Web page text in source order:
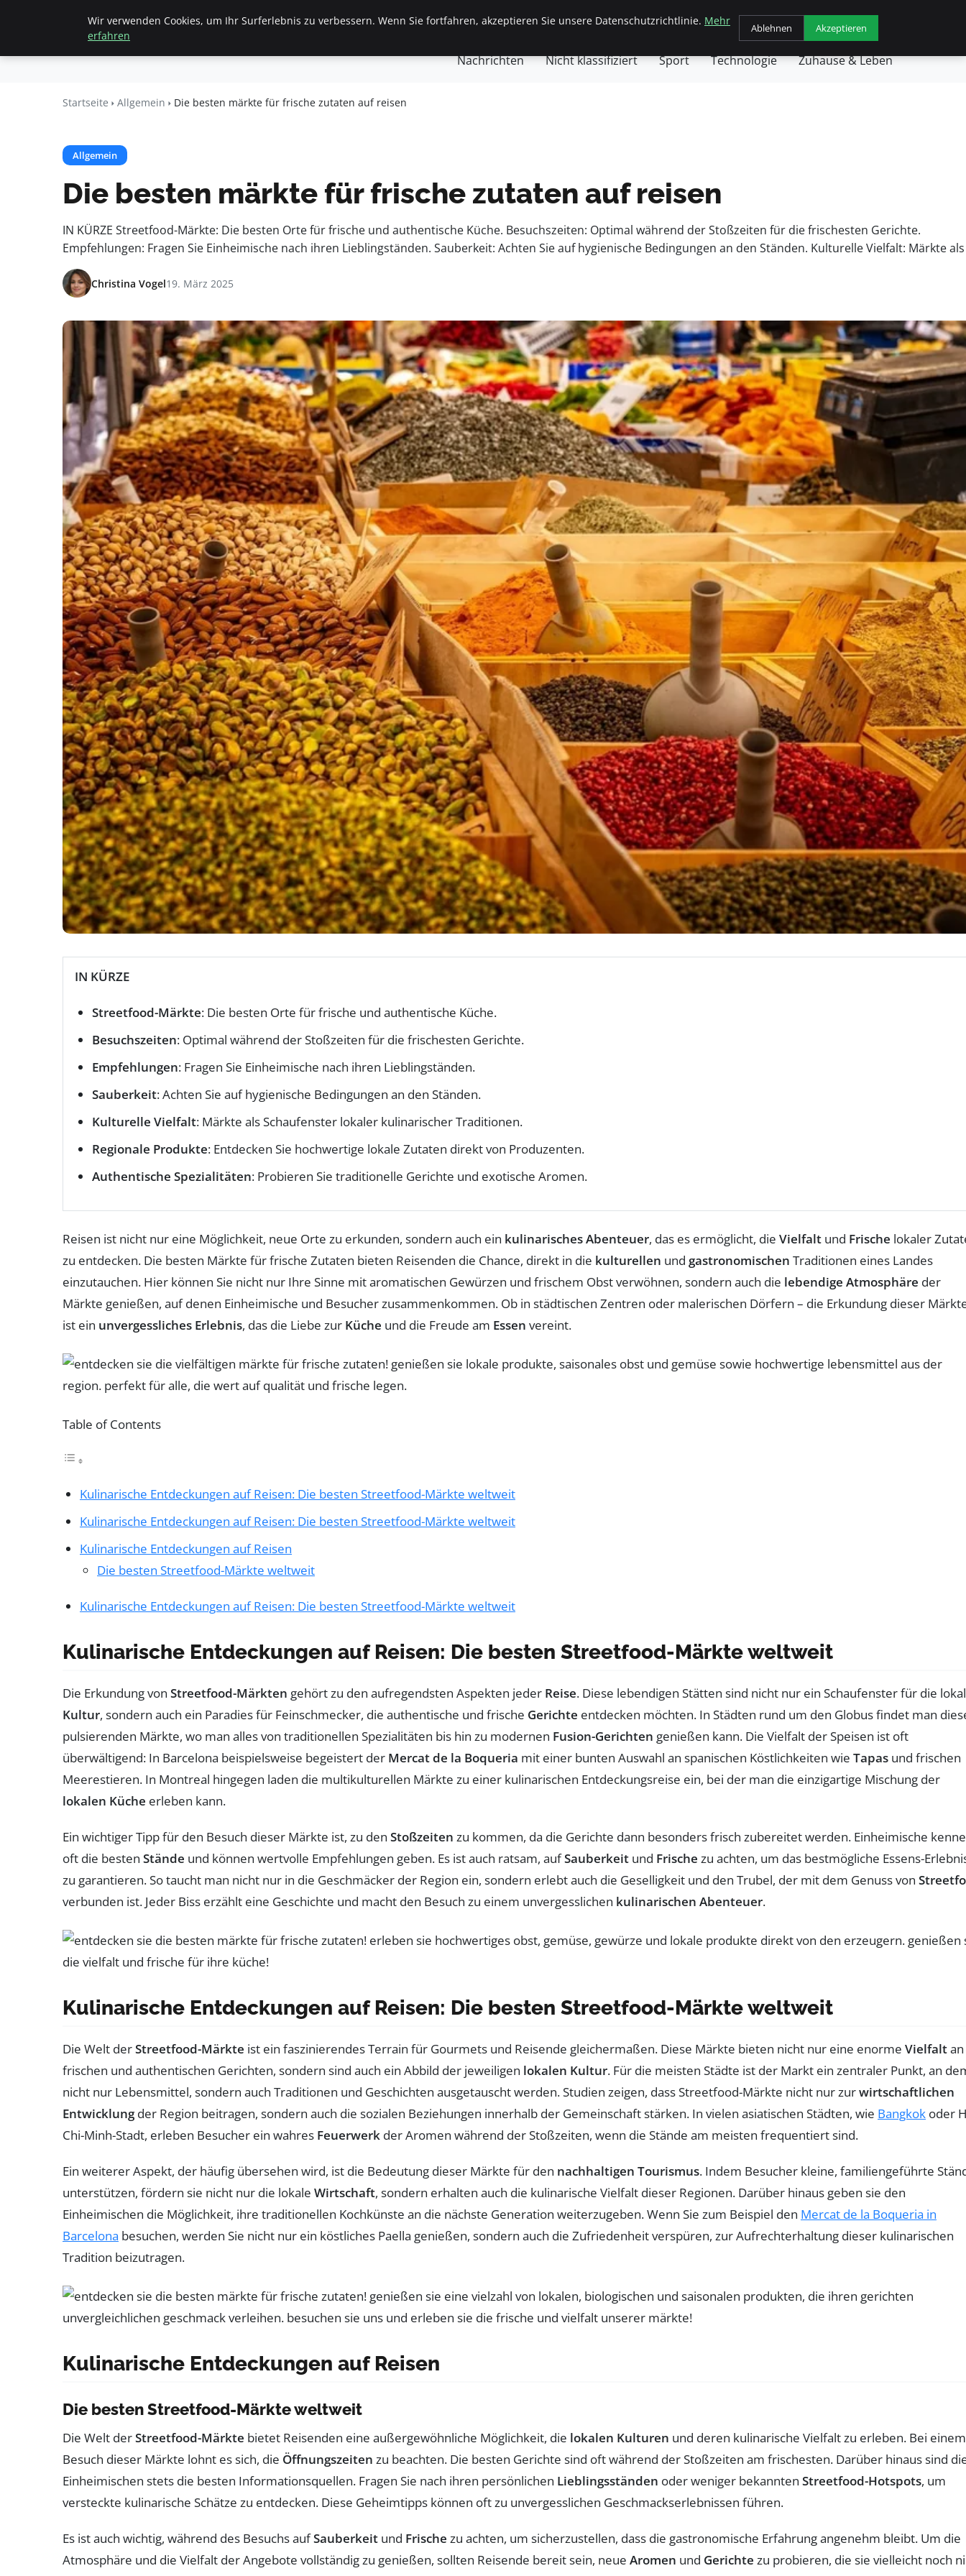
Beyond
Startseite Allgemein Finanzen & Immobilien Frauen / Mode Geschäft Gesundheit Haustiere Kochen
Nachrichten Nicht klassifiziert Sport Technologie Zuhause & Leben
Startseite Allgemein Die besten märkte für frische zutaten auf reisen
Allgemein
Die besten märkte für frische zutaten auf reisen
IN KÜRZE Streetfood-Märkte: Die besten Orte für frische und authentische Küche. Besuchszeiten: Optimal während der Stoßzeiten für die frischesten Gerichte.
Empfehlungen: Fragen Sie Einheimische nach ihren Lieblingständen. Sauberkeit: Achten Sie auf hygienische Bedingungen an den Ständen. Kulturelle Vielfalt: Märkte als
Christina Vogel19. März 2025
IN KÜRZE
Streetfood-Märkte: Die besten Orte für frische und authentische Küche.
Besuchszeiten: Optimal während der Stoßzeiten für die frischesten Gerichte.
Empfehlungen: Fragen Sie Einheimische nach ihren Lieblingständen.
Sauberkeit: Achten Sie auf hygienische Bedingungen an den Ständen.
Kulturelle Vielfalt: Märkte als Schaufenster lokaler kulinarischer Traditionen.
Regionale Produkte: Entdecken Sie hochwertige lokale Zutaten direkt von Produzenten.
Authentische Spezialitäten: Probieren Sie traditionelle Gerichte und exotische Aromen.
Reisen ist nicht nur eine Möglichkeit, neue Orte zu erkunden, sondern auch ein kulinarisches Abenteuer, das es ermöglicht, die Vielfalt und Frische lokaler
zu entdecken. Die besten Märkte für frische Zutaten bieten Reisenden die Chance, direkt in die kulturellen und gastronomischen Traditionen eines Landes
einzutauchen. Hier können Sie nicht nur Ihre Sinne mit aromatischen Gewürzen und frischem Obst verwöhnen, sondern auch die lebendige Atmosphäre der
Märkte genießen, auf denen Einheimische und Besucher zusammenkommen. Ob in städtischen Zentren oder malerischen Dörfern – die Erkundung dieser
ist ein unvergessliches Erlebnis, das die Liebe zur Küche und die Freude am Essen vereint.
Table of Contents
Kulinarische Entdeckungen auf Reisen: Die besten Streetfood-Märkte weltweit
Kulinarische Entdeckungen auf Reisen: Die besten Streetfood-Märkte weltweit
Kulinarische Entdeckungen auf Reisen
Die besten Streetfood-Märkte weltweit
Kulinarische Entdeckungen auf Reisen: Die besten Streetfood-Märkte weltweit
Kulinarische Entdeckungen auf Reisen: Die besten Streetfood-Märkte weltweit
Die Erkundung von Streetfood-Märkten gehört zu den aufregendsten Aspekten jeder Reise. Diese lebendigen Stätten sind nicht nur ein Schaufenster für die
Kultur, sondern auch ein Paradies für Feinschmecker, die authentische und frische Gerichte entdecken möchten. In Städten rund um den Globus findet man
pulsierenden Märkte, wo man alles von traditionellen Spezialitäten bis hin zu modernen Fusion-Gerichten genießen kann. Die Vielfalt der Speisen ist oft
überwältigend: In Barcelona beispielsweise begeistert der Mercat de la Boqueria mit einer bunten Auswahl an spanischen Köstlichkeiten wie Tapas und frischen
Meerestieren. In Montreal hingegen laden die multikulturellen Märkte zu einer kulinarischen Entdeckungsreise ein, bei der man die einzigartige Mischung der
lokalen Küche erleben kann.
Ein wichtiger Tipp für den Besuch dieser Märkte ist, zu den Stoßzeiten zu kommen, da die Gerichte dann besonders frisch zubereitet werden. Einheimische
oft die besten Stände und können wertvolle Empfehlungen geben. Es ist auch ratsam, aufSauberkeit und Frische zu achten, um das bestmögliche Essens-
zu garantieren. So taucht man nicht nur in die Geschmäcker der Region ein, sondern erlebt auch die Geselligkeit und den Trubel, der mit dem Genuss von
verbunden ist. Jeder Biss erzählt eine Geschichte und macht den Besuch zu einem unvergesslichen kulinarischen Abenteuer.
Kulinarische Entdeckungen auf Reisen: Die besten Streetfood-Märkte weltweit
Die Welt derStreetfood-Märkte ist ein faszinierendes Terrain für Gourmets und Reisende gleichermaßen. Diese Märkte bieten nicht nur eine enorme Vielfaltan
frischen und authentischen Gerichten, sondern sind auch ein Abbild der jeweiligen lokalen Kultur. Für die meisten Städte ist der Markt ein zentraler Punkt, an
nicht nur Lebensmittel, sondern auch Traditionen und Geschichten ausgetauscht werden. Studien zeigen, dass Streetfood-Märkte nicht nur zurwirtschaftlichen
Entwicklungder Region beitragen, sondern auch die sozialen Beziehungen innerhalb der Gemeinschaft stärken. In vielen asiatischen Städten, wie Bangkok oder
Chi-Minh-Stadt, erleben Besucher ein wahres Feuerwerk der Aromen während der Stoßzeiten, wenn die Stände am meisten frequentiert sind.
Ein weiterer Aspekt, der häufig übersehen wird, ist die Bedeutung dieser Märkte für den nachhaltigen Tourismus. Indem Besucher kleine, familiengeführte
unterstützen, fördern sie nicht nur die lokale Wirtschaft, sondern erhalten auch die kulinarische Vielfalt dieser Regionen. Darüber hinaus geben sie den
Einheimischen die Möglichkeit, ihre traditionellen Kochkünste an die nächste Generation weiterzugeben. Wenn Sie zum Beispiel den Mercat de la Boqueria in
Barcelona besuchen, werden Sie nicht nur ein köstliches Paella genießen, sondern auch die Zufriedenheit verspüren, zur Aufrechterhaltung dieser kulinarischen
Tradition beizutragen.
Kulinarische Entdeckungen auf Reisen
Die besten Streetfood-Märkte weltweit
Die Welt derStreetfood-Märkte bietet Reisenden eine außergewöhnliche Möglichkeit, die lokalen Kulturen und deren kulinarische Vielfalt zu erleben. Bei einem
Besuch dieser Märkte lohnt es sich, die Öffnungszeiten zu beachten. Die besten Gerichte sind oft während der Stoßzeiten am frischesten. Darüber hinaus sind
Einheimischen stets die besten Informationsquellen. Fragen Sie nach ihren persönlichen Lieblingsständen oder weniger bekannten Streetfood-Hotspots, um
versteckte kulinarische Schätze zu entdecken. Diese Geheimtipps können oft zu unvergesslichen Geschmackserlebnissen führen.
Es ist auch wichtig, während des Besuchs aufSauberkeit und Frische zu achten, um sicherzustellen, dass die gastronomische Erfahrung angenehm bleibt. Um die
Atmosphäre und die Vielfalt der Angebote vollständig zu genießen, sollten Reisende bereit sein, neue Aromen und Gerichte zu probieren, die sie vielleicht noch
Wir verwenden Cookies, um Ihr Surferlebnis zu verbessern. Wenn Sie fortfahren, akzeptieren Sie unsere Datenschutzrichtlinie. Mehr
erfahren
Ablehnen Akzeptieren